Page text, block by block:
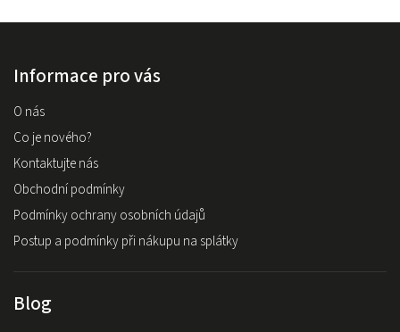
Informace pro vás
O nás
Co je nového?
Kontaktujte nás
Obchodní podmínky
Podmínky ochrany osobních údajů
Postup a podmínky při nákupu na splátky
Blog